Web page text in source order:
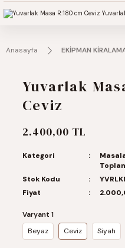
Organizasyonlarınız için tüm
Anasayfa EKİPMAN
Yuvarlak
Ceviz
2.400,00 TL
Kategori
Stok Kodu
Fiyat
Varyant 1
Beyaz
Ceviz Siyah